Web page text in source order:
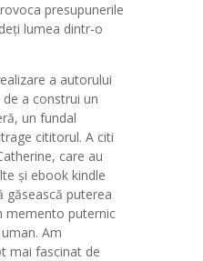
presupunerile
lumea dintr-o
a autorului
a construi un
un fundal
cititorul. A citi
care au
și ebook kindle
găsească puterea
memento puternic
Am
mai fascinat de